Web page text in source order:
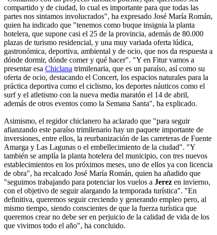
compartido y de ciudad, lo cual es importante para que todas las
partes nos sintamos involucrados", ha expresado José María Román,
quien ha indicado que "tenemos como buque insignia la planta
hotelera, que supone casi el 25 de la provincia, además de 80.000
plazas de turismo residencial, y una muy variada oferta lúdica,
gastronómica, deportiva, ambiental y de ocio, que nos da respuesta a
dónde dormir, dónde comer y qué hacer". "Y en Fitur vamos a
presentar esa Chiclana trimilenaria, que es un paraíso, así como su
oferta de ocio, destacando el Concert, los espacios naturales para la
práctica deportiva como el ciclismo, los deportes náuticos como el
surf y el atletismo con la nueva media maratón el 14 de abril,
además de otros eventos como la Semana Santa", ha explicado.
Asimismo, el regidor chiclanero ha aclarado que "para seguir
afianzando este paraíso trimilenario hay un paquete importante de
inversiones, entre ellos, la reurbanización de las carreteras de Fuente
Amarga y Las Lagunas o el embellecimiento de la ciudad". "Y
también se amplía la planta hotelera del municipio, con tres nuevos
establecimientos en los próximos meses, uno de ellos ya con licencia
de obra", ha recalcado José María Román, quien ha añadido que
"seguimos trabajando para potenciar los vuelos a Jerez en invierno,
con el objetivo de seguir alargando la temporada turística". "En
definitiva, queremos seguir creciendo y generando empleo pero, al
mismo tiempo, siendo conscientes de que la fuerza turística que
queremos crear no debe ser en perjuicio de la calidad de vida de los
que vivimos todo el año", ha concluido.